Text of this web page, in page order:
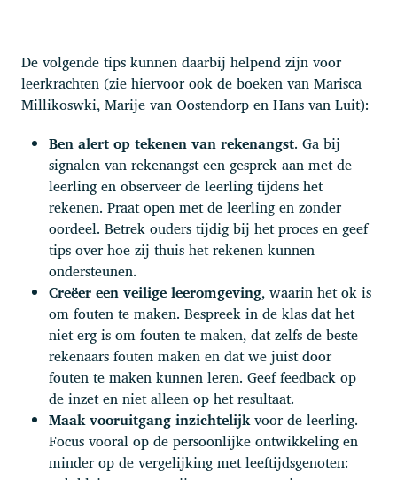
De volgende tips kunnen daarbij helpend zijn voor
leerkrachten (zie hiervoor ook de boeken van Marisca
Millikoswki, Marije van Oostendorp en Hans van Luit):
Ben alert op tekenen van rekenangst. Ga bij
signalen van rekenangst een gesprek aan met de
leerling en observeer de leerling tijdens het
rekenen. Praat open met de leerling en zonder
oordeel. Betrek ouders tijdig bij het proces en geef
tips over hoe zij thuis het rekenen kunnen
ondersteunen.
Creëer een veilige leeromgeving, waarin het ok is
om fouten te maken. Bespreek in de klas dat het
niet erg is om fouten te maken, dat zelfs de beste
rekenaars fouten maken en dat we juist door
fouten te maken kunnen leren. Geef feedback op
de inzet en niet alleen op het resultaat.
Maak vooruitgang inzichtelijkvoor de leerling.
Focus vooral op de persoonlijke ontwikkeling en
minder op de vergelijking met leeftijdsgenoten: